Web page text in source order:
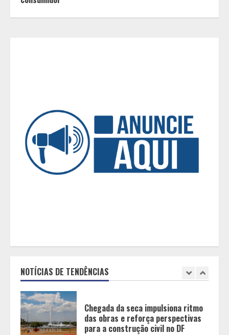
NOTÍCIAS DE TENDÊNCIAS
5
programação de família no Dia dos
Pais
Peregrinação do Instituto Hesed
2
Minas+Doce- Feira e Festival da
Doçaria e Confeitaria Mineira